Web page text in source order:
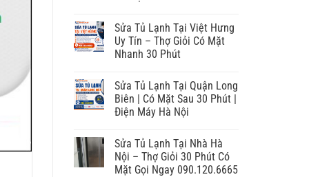
Sửa Tủ Lạnh Tại Việt Hưng
Uy Tín – Thợ Giỏi Có Mặt
Nhanh 30 Phút
Sửa Tủ Lạnh Tại Quận Long
Biên | Có Mặt Sau 30 Phút |
Điện Máy Hà Nội
Sửa Tủ Lạnh Tại Nhà Hà
Nội – Thợ Giỏi 30 Phút Có
Mặt Gọi Ngay 090.120.6665